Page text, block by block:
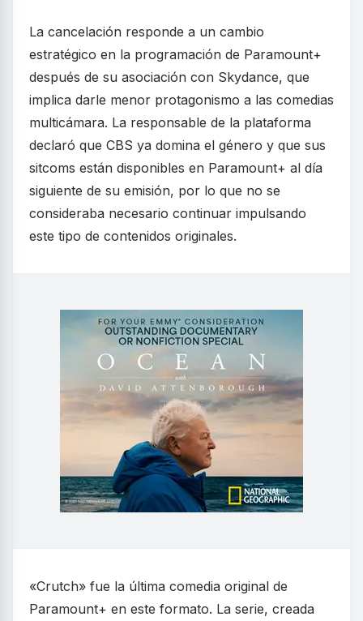
La cancelación responde a un cambio
estratégico en la programación de Paramount+
después de su asociación con Skydance, que
implica darle menor protagonismo a las comedias
multicámara. La responsable de la plataforma
declaró que CBS ya domina el género y que sus
sitcoms están disponibles en Paramount+ al día
siguiente de su emisión, por lo que no se
consideraba necesario continuar impulsando
este tipo de contenidos originales.
«Crutch» fue la última comedia original de
Paramount+ en este formato. La serie, creada